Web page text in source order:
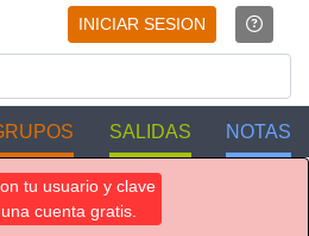
INICIAR SESION
SALIDAS NOTAS
tu usuario y clave
cuenta gratis.